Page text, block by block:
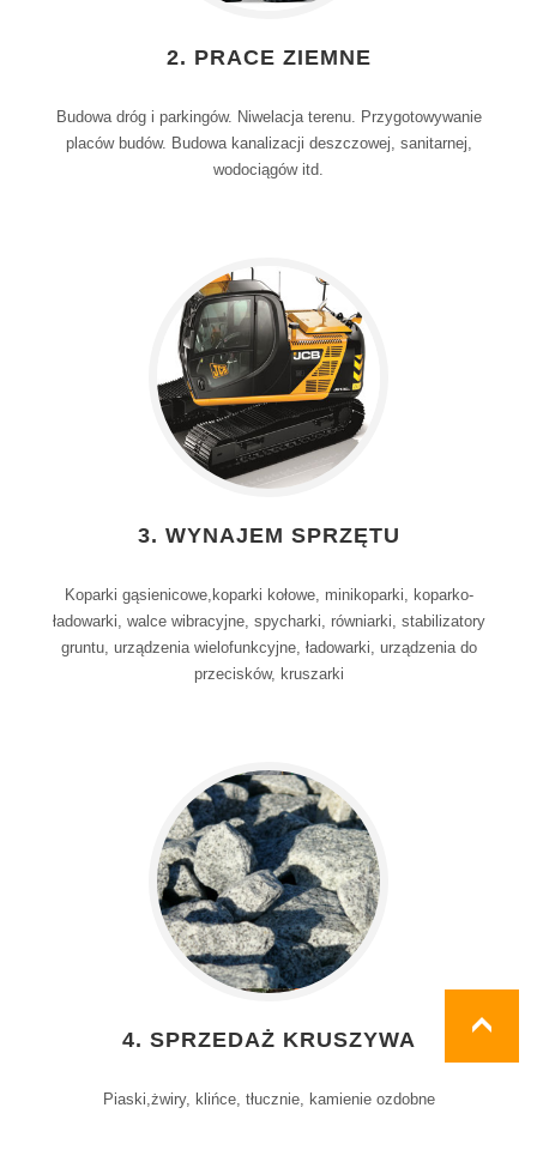
2. PRACE ZIEMNE
Budowa dróg i parkingów. Niwelacja terenu. Przygotowywanie
placów budów. Budowa kanalizacji deszczowej, sanitarnej,
wodociągów itd.
3. WYNAJEM SPRZĘTU
Koparki gąsienicowe,koparki kołowe, minikoparki, koparko-
ładowarki, walce wibracyjne, spycharki, równiarki, stabilizatory
gruntu, urządzenia wielofunkcyjne, ładowarki, urządzenia do
przecisków, kruszarki
4. SPRZEDAŻ KRUSZYWA
Piaski,żwiry, klińce, tłucznie, kamienie ozdobne